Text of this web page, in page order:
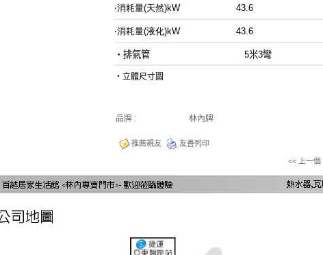
‧消耗量(天然)kW 43.6
‧消耗量(液化)kW 43.6
‧排氣管 5米3彎
‧立體尺寸圖
品牌 : 林內牌
推薦親友 友善列印
<< 上一個